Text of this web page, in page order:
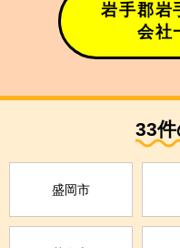
岩手郡岩
会社
33
盛岡市